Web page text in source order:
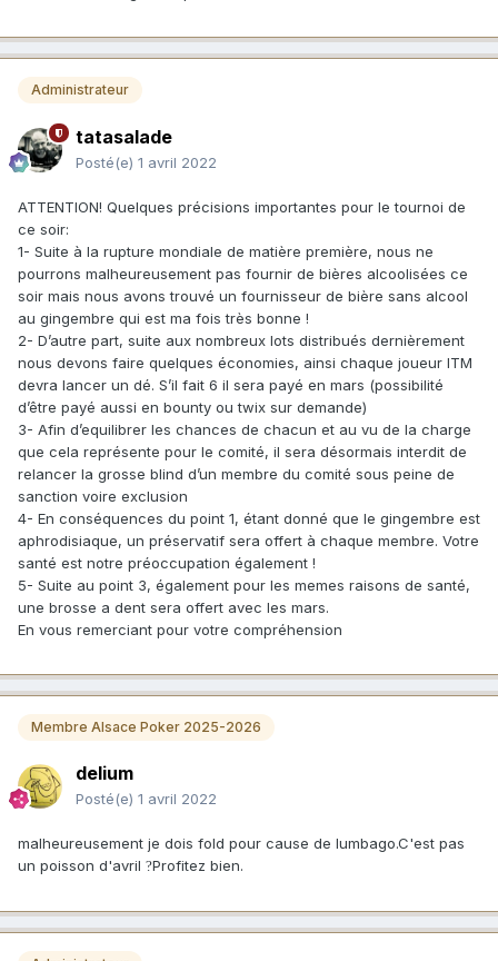
Administrateur
tatasalade
Posté(e) 1 avril 2022
ATTENTION! Quelques précisions importantes pour le tournoi de
ce soir:
1- Suite à la rupture mondiale de matière première, nous ne
pourrons malheureusement pas fournir de bières alcoolisées ce
soir mais nous avons trouvé un fournisseur de bière sans alcool
au gingembre qui est ma fois très bonne !
2- D’autre part, suite aux nombreux lots distribués dernièrement
nous devons faire quelques économies, ainsi chaque joueur ITM
devra lancer un dé. S’il fait 6 il sera payé en mars (possibilité
d’être payé aussi en bounty ou twix sur demande)
3- Afin d’equilibrer les chances de chacun et au vu de la charge
que cela représente pour le comité, il sera désormais interdit de
relancer la grosse blind d’un membre du comité sous peine de
sanction voire exclusion
4- En conséquences du point 1, étant donné que le gingembre est
aphrodisiaque, un préservatif sera offert à chaque membre. Votre
santé est notre préoccupation également !
5- Suite au point 3, également pour les memes raisons de santé,
une brosse a dent sera offert avec les mars.
En vous remerciant pour votre compréhension
Membre Alsace Poker 2025-2026
delium
Posté(e) 1 avril 2022
malheureusement je dois fold pour cause de lumbago.C'est pas
un poisson d'avril ?Profitez bien.